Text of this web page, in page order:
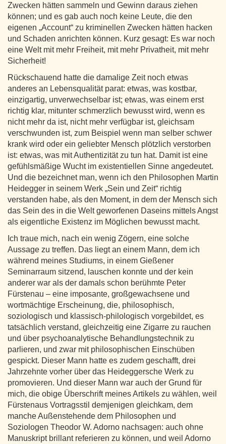
Zwecken hätten sammeln und Gewinn daraus ziehen
können; und es gab auch noch keine Leute, die den
eigenen „Account“ zu kriminellen Zwecken hätten hacken
und Schaden anrichten können. Kurz gesagt: Es war noch
eine Welt mit mehr Freiheit, mit mehr Privatheit, mit mehr
Sicherheit!
Rückschauend hatte die damalige Zeit noch etwas
anderes an Lebensqualität parat: etwas, was kostbar,
einzigartig, unverwechselbar ist; etwas, was einem erst
richtig klar, mitunter schmerzlich bewusst wird, wenn es
nicht mehr da ist, nicht mehr verfügbar ist, gleichsam
verschwunden ist, zum Beispiel wenn man selber schwer
krank wird oder ein geliebter Mensch plötzlich verstorben
ist: etwas, was mit Authentizität zu tun hat. Damit ist eine
gefühlsmäßige Wucht im existentiellen Sinne angedeutet.
Und die bezeichnet man, wenn ich den Philosophen Martin
Heidegger in seinem Werk „Sein und Zeit“ richtig
verstanden habe, als den Moment, in dem der Mensch sich
das Sein des in die Welt geworfenen Daseins mittels Angst
als eigentliche Existenz im Möglichen bewusst macht.
Ich traue mich, nach ein wenig Zögern, eine solche
Aussage zu treffen. Das liegt an einem Mann, dem ich
während meines Studiums, in einem Gießener
Seminarraum sitzend, lauschen konnte und der kein
anderer war als der damals schon berühmte Peter
Fürstenau – eine imposante, großgewachsene und
wortmächtige Erscheinung, die, philosophisch,
soziologisch und klassisch-philologisch vorgebildet, es
tatsächlich verstand, gleichzeitig eine Zigarre zu rauchen
und über psychoanalytische Behandlungstechnik zu
parlieren, und zwar mit philosophischen Einschüben
gespickt. Dieser Mann hatte es zudem geschafft, drei
Jahrzehnte vorher über das Heideggersche Werk zu
promovieren. Und dieser Mann war auch der Grund für
mich, die obige Überschrift meines Artikels zu wählen, weil
Fürstenaus Vortragsstil demjenigen gleichkam, dem
manche Außenstehende dem Philosophen und
Soziologen Theodor W. Adorno nachsagen: auch ohne
Manuskript brillant referieren zu können, und weil Adorno